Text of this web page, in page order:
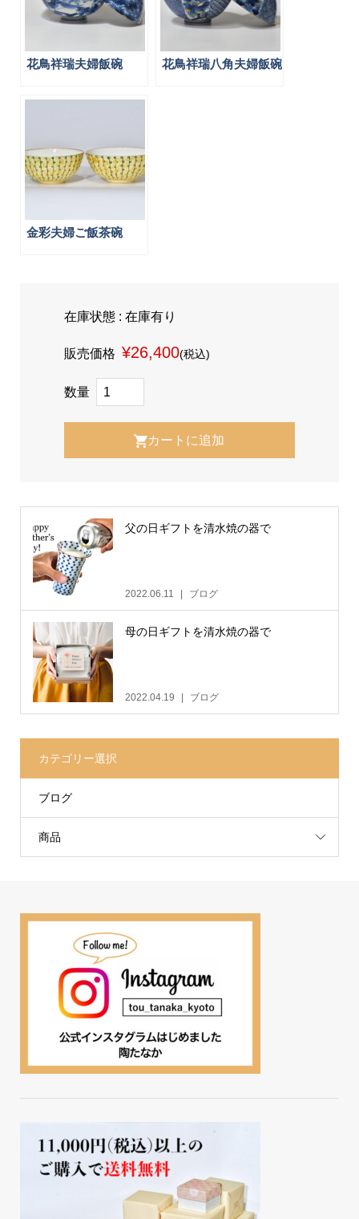
花鳥祥瑞夫婦飯碗 花鳥祥瑞八角夫婦飯碗
金彩夫婦ご飯茶碗
在庫状態 : 在庫有り
販売価格 ¥26,400(税込)
数量
父の日ギフトを清水焼の器で
2022.06.11 ブログ
母の日ギフトを清水焼の器で
2022.04.19 ブログ
カテゴリー選択
ブログ
商品